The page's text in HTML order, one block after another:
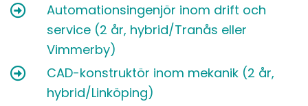
Automationsingenjör inom drift och
service (2 år, hybrid/Tranås eller
Vimmerby)
CAD-konstruktör inom mekanik (2 år,
hybrid/Linköping)